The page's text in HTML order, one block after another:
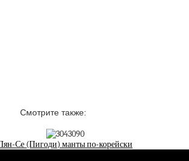
Смотрите также:
Се (Пигоди) манты по-корейски